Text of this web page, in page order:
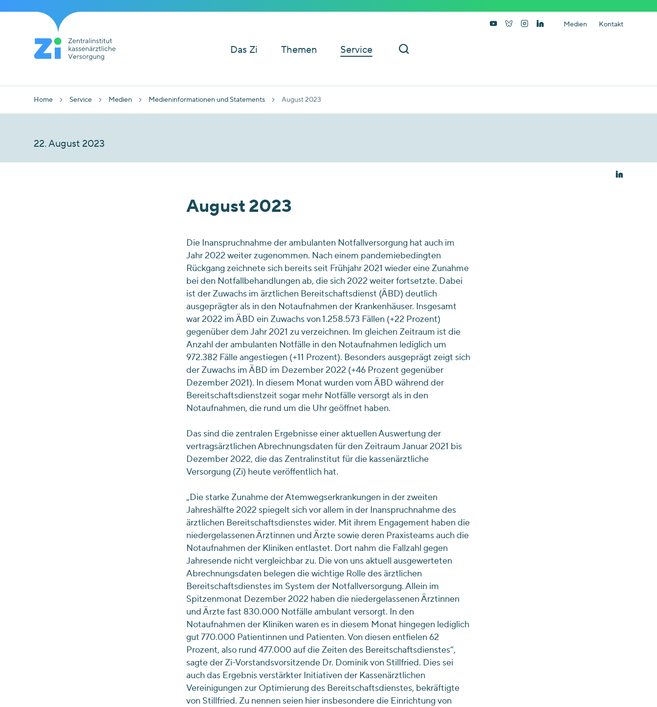
Das Zi Themen Service
Medien Kontakt
Home Service Medien Medieninformationen und Statements August 2023
22. August 2023
August 2023
Die Inanspruchnahme der ambulanten Notfallversorgung hat auch im
Jahr 2022 weiter zugenommen. Nach einem pandemiebedingten
Rückgang zeichnete sich bereits seit Frühjahr 2021 wieder eine Zunahme
bei den Notfallbehandlungen ab, die sich 2022 weiter fortsetzte. Dabei
ist der Zuwachs im ärztlichen Bereitschaftsdienst (ÄBD) deutlich
ausgeprägter als in den Notaufnahmen der Krankenhäuser. Insgesamt
war 2022 im ÄBD ein Zuwachs von 1.258.573 Fällen (+22 Prozent)
gegenüber dem Jahr 2021 zu verzeichnen. Im gleichen Zeitraum ist die
Anzahl der ambulanten Notfälle in den Notaufnahmen lediglich um
972.382 Fälle angestiegen (+11 Prozent). Besonders ausgeprägt zeigt sich
der Zuwachs im ÄBD im Dezember 2022 (+46 Prozent gegenüber
Dezember 2021). In diesem Monat wurden vom ÄBD während der
Bereitschaftsdienstzeit sogar mehr Notfälle versorgt als in den
Notaufnahmen, die rund um die Uhr geöffnet haben.
Das sind die zentralen Ergebnisse einer aktuellen Auswertung der
vertragsärztlichen Abrechnungsdaten für den Zeitraum Januar 2021 bis
Dezember 2022, die das Zentralinstitut für die kassenärztliche
Versorgung (Zi) heute veröffentlich hat.
„Die starke Zunahme der Atemwegserkrankungen in der zweiten
Jahreshälfte 2022 spiegelt sich vor allem in der Inanspruchnahme des
ärztlichen Bereitschaftsdienstes wider. Mit ihrem Engagement haben die
niedergelassenen Ärztinnen und Ärzte sowie deren Praxisteams auch die
Notaufnahmen der Kliniken entlastet. Dort nahm die Fallzahl gegen
Jahresende nicht vergleichbar zu. Die von uns aktuell ausgewerteten
Abrechnungsdaten belegen die wichtige Rolle des ärztlichen
Bereitschaftsdienstes im System der Notfallversorgung. Allein im
Spitzenmonat Dezember 2022 haben die niedergelassenen Ärztinnen
und Ärzte fast 830.000 Notfälle ambulant versorgt. In den
Notaufnahmen der Kliniken waren es in diesem Monat hingegen lediglich
gut 770.000 Patientinnen und Patienten. Von diesen entfielen 62
Prozent, also rund 477.000 auf die Zeiten des Bereitschaftsdienstes“,
sagte der Zi-Vorstandsvorsitzende Dr. Dominik von Stillfried. Dies sei
auch das Ergebnis verstärkter Initiativen der Kassenärztlichen
Vereinigungen zur Optimierung des Bereitschaftsdienstes, bekräftigte
von Stillfried. Zu nennen seien hier insbesondere die Einrichtung von